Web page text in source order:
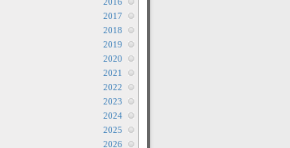
2017
2018
2019
2020
2021
2022
2023
2024
2025
2026